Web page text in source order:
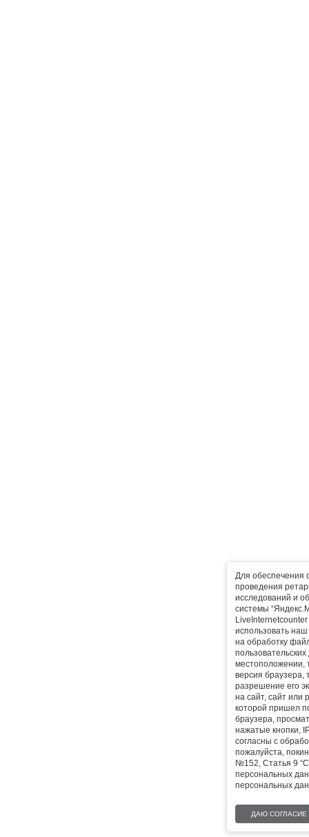
Для обеспечения
проведения
исследований и
системы
использовать
на обработку
местоположении,
версия браузера,
разрешение его
на сайт, сайт или
которой пришел
браузера,
нажатые кнопки,
согласны с
пожалуйста,
№152, Статья 9
персональных
персональных
ДАЮ СОГЛАСИЕ